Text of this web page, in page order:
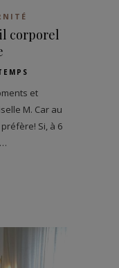
corporel
et
M. Car au
Si, à 6